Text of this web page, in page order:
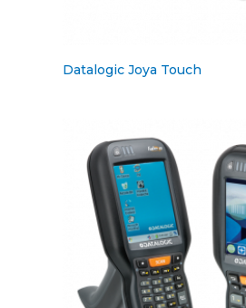
Datalogic Joya Touch